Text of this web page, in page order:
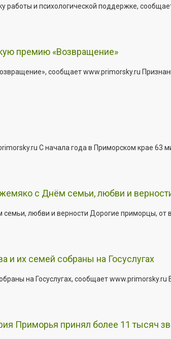
и психологической поддержке,
премию «Возвращение»
сообщает www.primorsky.ru
С начала года в Приморском крае 63
с Днём семьи, любви и
любви и верности Дорогие приморцы, от
их семей собраны на Госуслугах
на Госуслугах, сообщает
Приморья принял более 11 тысяч